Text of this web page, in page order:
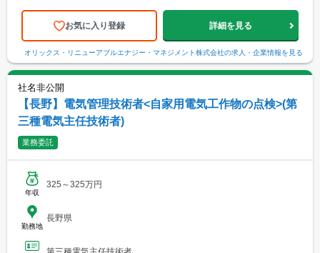
のエリア内にある発電所をご担当いただきます。 ✓北海道 ✓東北
✓北陸・新潟 ✓関東 ✓中部・近畿 ✓山口 ✓九州
お気に入り登録 詳細を見る
オリックス・リニューアブルエナジー・マネジメント株式会社の求人・企業情報を見る
社名非公開
【長野】電気管理技術者<自家用電気工作物の点検>(第
三種電気主任技術者)
業務委託
年収
325～325万円
勤務地
長野県